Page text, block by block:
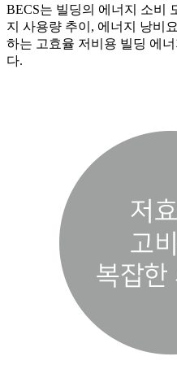
BECS는 빌딩의 에너지 소비
지 사용량 추이, 에너지 낭비
하는 고효율 저비용 빌딩 에
다.